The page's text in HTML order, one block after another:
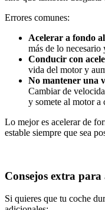
Errores comunes:
Acelerar a fondo
más de lo necesario
Conducir con
vida del motor y
No mantener una
Cambiar de
y somete al motor a
Lo mejor es acelerar de
estable siempre que sea
Consejos extra
Si quieres que tu coche